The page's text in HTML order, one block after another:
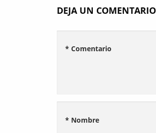
DEJA UN COMENTARIO
* Comentario
* Nombre